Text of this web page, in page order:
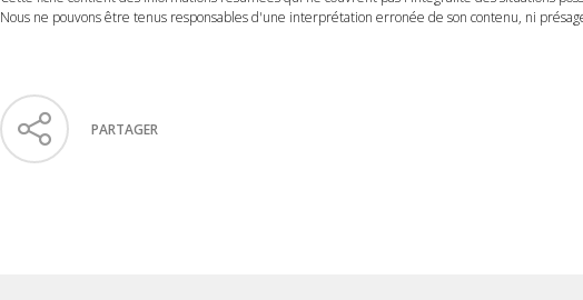
Nous ne pouvons être tenus responsables d'une interprétation erronée de son contenu, ni
PARTAGER